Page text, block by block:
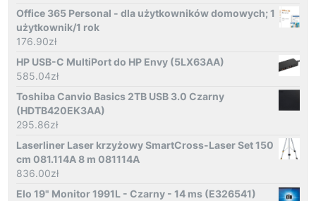
Office 365 Personal - dla użytkowników domowych; 1
użytkownik/1 rok
176.90zł
HP USB-C MultiPort do HP Envy (5LX63AA)
585.04zł
Toshiba Canvio Basics 2TB USB 3.0 Czarny
(HDTB420EK3AA)
295.86zł
Laserliner Laser krzyżowy SmartCross-Laser Set 150
cm 081.114A 8 m 081114A
836.00zł
Elo 19" Monitor 1991L - Czarny - 14 ms (E326541)